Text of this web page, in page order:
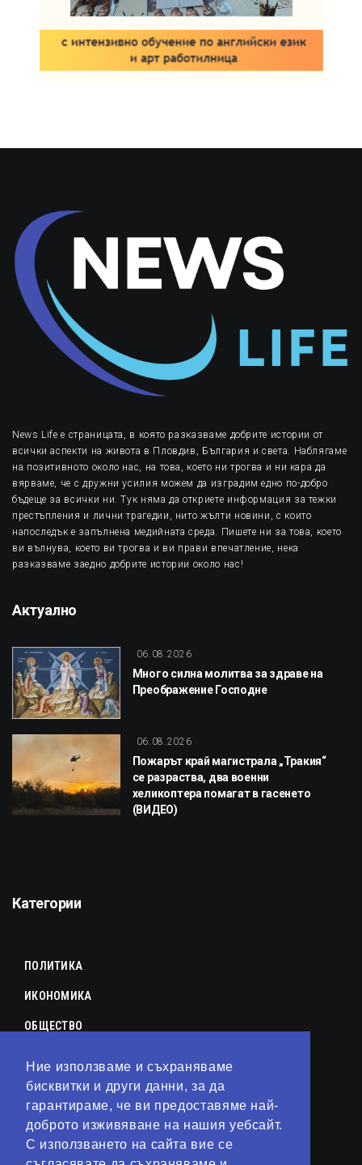
Ние използваме и съхраняваме
бисквитки и други данни, за да
гарантираме, че ви предоставяме най-
доброто изживяване на нашия уебсайт.
С използването на сайта вие се
News Life е страницата, в която разказваме добрите истории от
всички аспекти на живота в Пловдив, България и света. Наблягаме
на позитивното около нас, на това, което ни трогва и ни кара да
вярваме, че с дружни усилия можем да изградим едно по-добро
бъдеще за всички ни. Тук няма да откриете информация за тежки
престъпления и лични трагедии, нито жълти новини, с които
напоследък е запълнена медийната среда. Пишете ни за това, което
ви вълнува, което ви трогва и ви прави впечатление, нека
разказваме заедно добрите истории около нас!
Актуално
06.08.2026
Много силна молитва за здраве на
Преображение Господне
06.08.2026
Пожарът край магистрала „Тракия“
се разраства, два военни
хеликоптера помагат в гасенето
(ВИДЕО)
Категории
ПОЛИТИКА
ИКОНОМИКА
ОБЩЕСТВО
КУЛТУРА
ЛАЙФСТАЙЛ
ТЕХНОЛОГИИ